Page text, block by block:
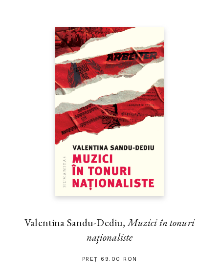
Valentina Sandu-Dediu,Muzici în tonuri
naţionaliste
PREȚ 69.00 RON